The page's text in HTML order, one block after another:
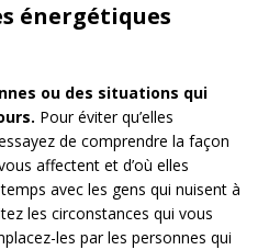
énergétiques
ou des situations qui
Pour éviter qu’elles
de comprendre la façon
affectent et d’où elles
avec les gens qui nuisent à
les circonstances qui vous
les par les personnes qui